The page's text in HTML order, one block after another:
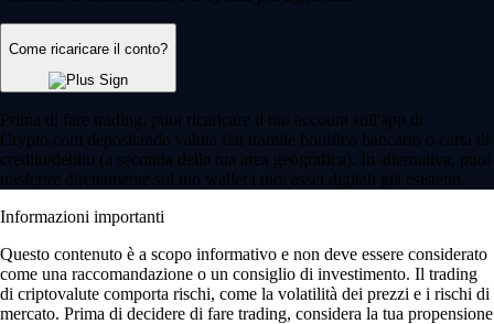
Come ricaricare il conto?
Prima di fare trading, puoi ricaricare il tuo account sull'app di
Crypto.com depositando valuta fiat tramite bonifico bancario o carta di
credito/debito (a seconda della tua area geografica). In alternativa, puoi
trasferire direttamente sul tuo wallet i tuoi asset digitali già esistenti.
Informazioni importanti
Questo contenuto è a scopo informativo e non deve essere considerato
come una raccomandazione o un consiglio di investimento. Il trading
di criptovalute comporta rischi, come la volatilità dei prezzi e i rischi di
mercato. Prima di decidere di fare trading, considera la tua propensione